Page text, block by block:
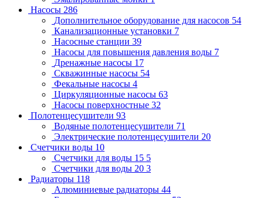
Насосы 286
Дополнительное оборудование для насосов 54
Канализационные установки 7
Насосные станции 39
Насосы для повышения давления воды 7
Дренажные насосы 17
Скважинные насосы 54
Фекальные насосы 4
Циркуляционные насосы 63
Насосы поверхностные 32
Полотенцесушители 93
Водяные полотенцесушители 71
Электрические полотенцесушители 20
Счетчики воды 10
Счетчики для воды 15 5
Счетчики для воды 20 3
Радиаторы 118
Алюминиевые радиаторы 44